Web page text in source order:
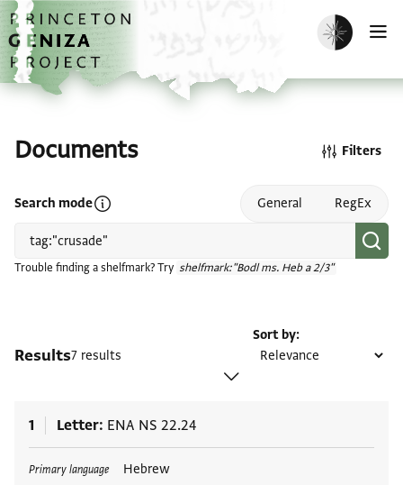
Skip to main content
home
Enable dark
Documents
Search modeOpen search mode help General RegEx
Trouble finding a shelfmark? Try shelfmark:"Bodl ms. Heb a 2/3"
Filters
Results7 results
Sort by
1 Letter ENA NS 22.24
Primary language Hebrew
Tags